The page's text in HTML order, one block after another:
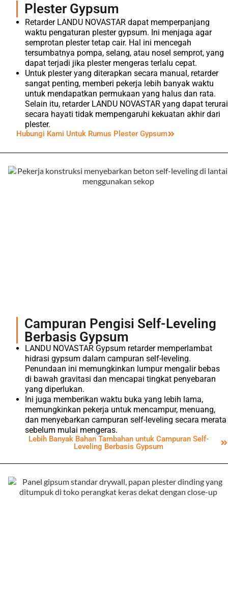
Plester Gypsum
Retarder LANDU NOVASTAR dapat memperpanjang
waktu pengaturan plester gypsum. Ini menjaga agar
semprotan plester tetap cair. Hal ini mencegah
tersumbatnya pompa, selang, atau nosel semprot, yang
dapat terjadi jika plester mengeras terlalu cepat.
Untuk plester yang diterapkan secara manual, retarder
sangat penting, memberi pekerja lebih banyak waktu
untuk mendapatkan permukaan yang halus dan rata.
Selain itu, retarder LANDU NOVASTAR yang dapat terurai
secara hayati tidak mempengaruhi kekuatan akhir dari
plester.
Hubungi Kami Untuk Rumus Plester Gypsum
Campuran Pengisi Self-Leveling
Berbasis Gypsum
LANDU NOVASTAR Gypsum retarder memperlambat
hidrasi gypsum dalam campuran self-leveling.
Penundaan ini memungkinkan lumpur mengalir bebas
di bawah gravitasi dan mencapai tingkat penyebaran
yang diperlukan.
Ini juga memberikan waktu buka yang lebih lama,
memungkinkan pekerja untuk mencampur, menuang,
dan menyebarkan campuran self-leveling secara merata
sebelum mulai mengeras.
Lebih Banyak Bahan Tambahan untuk Campuran Self-
Leveling Berbasis Gypsum